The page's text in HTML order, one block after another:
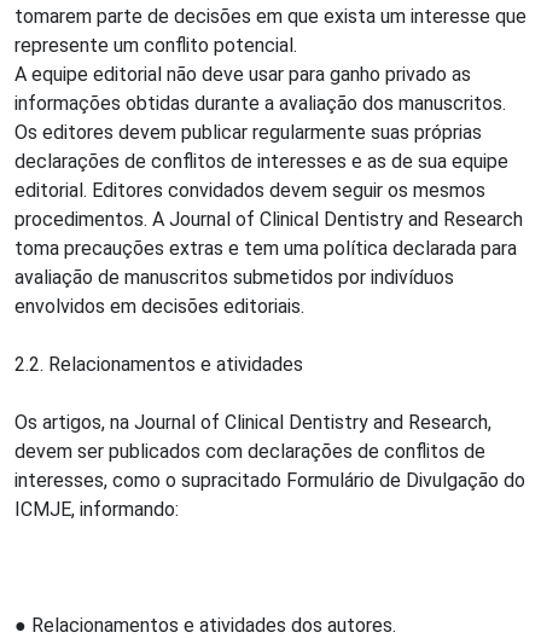
tomarem parte de decisões em que exista um interesse que
represente um conflito potencial.
A equipe editorial não deve usar para ganho privado as
informações obtidas durante a avaliação dos manuscritos.
Os editores devem publicar regularmente suas próprias
declarações de conflitos de interesses e as de sua equipe
editorial. Editores convidados devem seguir os mesmos
procedimentos. A Journal of Clinical Dentistry and Research
toma precauções extras e tem uma política declarada para
avaliação de manuscritos submetidos por indivíduos
envolvidos em decisões editoriais.
2.2. Relacionamentos e atividades
Os artigos, na Journal of Clinical Dentistry and Research,
devem ser publicados com declarações de conflitos de
interesses, como o supracitado Formulário de Divulgação do
ICMJE, informando:
● Relacionamentos e atividades dos autores.